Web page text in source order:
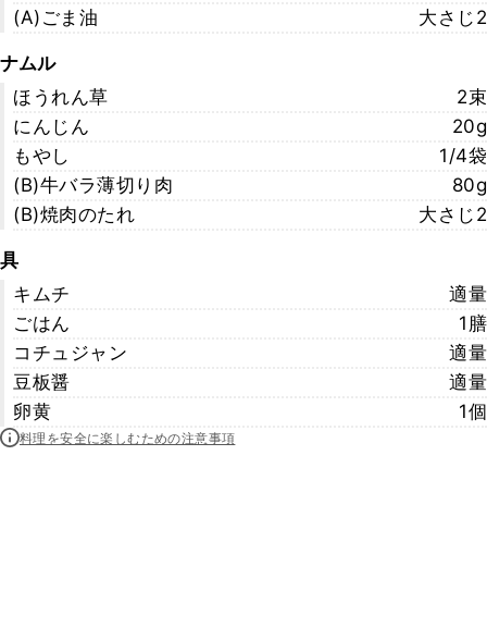
(A)ごま油
大さじ2
ナムル
ほうれん草
2束
にんじん
20g
もやし
1/4袋
(B)牛バラ薄切り肉
80g
(B)焼肉のたれ
大さじ2
具
キムチ
適量
ごはん
1膳
コチュジャン
適量
豆板醤
適量
卵黄
1個
料理を安全に楽しむための注意事項